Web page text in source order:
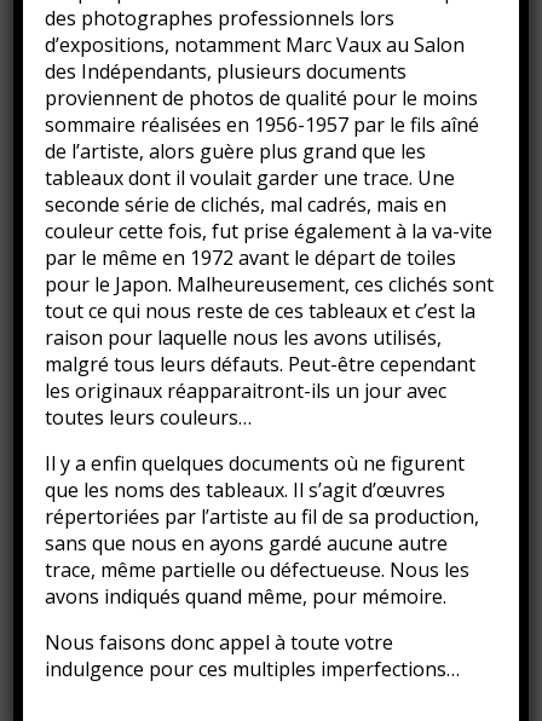
des photographes professionnels lors
d’expositions, notamment Marc Vaux au Salon
des Indépendants, plusieurs documents
proviennent de photos de qualité pour le moins
sommaire réalisées en 1956-1957 par le fils aîné
de l’artiste, alors guère plus grand que les
tableaux dont il voulait garder une trace. Une
seconde série de clichés, mal cadrés, mais en
couleur cette fois, fut prise également à la va-vite
par le même en 1972 avant le départ de toiles
pour le Japon. Malheureusement, ces clichés sont
tout ce qui nous reste de ces tableaux et c’est la
raison pour laquelle nous les avons utilisés,
malgré tous leurs défauts. Peut-être cependant
les originaux réapparaitront-ils un jour avec
toutes leurs couleurs…
Il y a enfin quelques documents où ne figurent
que les noms des tableaux. Il s’agit d’œuvres
répertoriées par l’artiste au fil de sa production,
sans que nous en ayons gardé aucune autre
trace, même partielle ou défectueuse. Nous les
avons indiqués quand même, pour mémoire.
Nous faisons donc appel à toute votre
indulgence pour ces multiples imperfections…